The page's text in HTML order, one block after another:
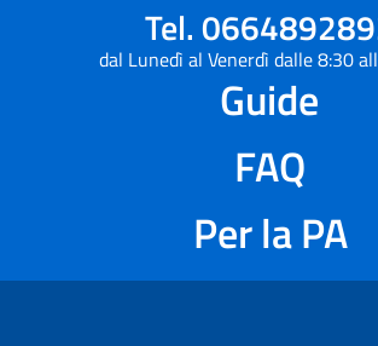
Tel.
dal Lunedì al Venerdì dalle 8:30
Guide
FAQ
Per la PA